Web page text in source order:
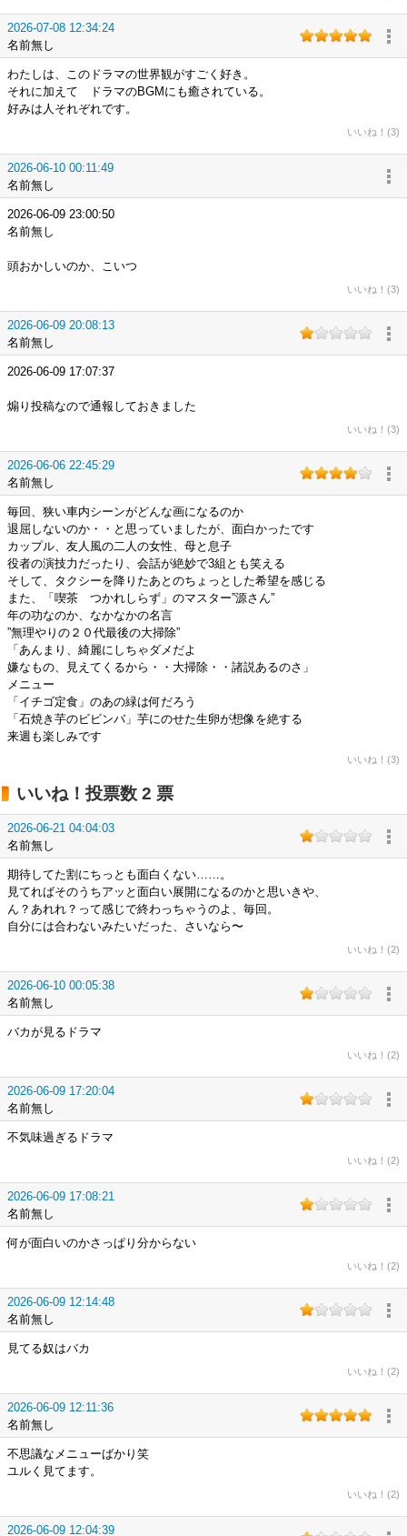
2026-07-08 12:34:24
名前無し
わたしは、このドラマの世界観がすごく好き。
それに加えて ドラマのBGMにも癒されている。
好みは人それぞれです。
いいね！(3)
2026-06-10 00:11:49
名前無し
2026-06-09 23:00:50
名前無し
頭おかしいのか、こいつ
いいね！(3)
2026-06-09 20:08:13
名前無し
2026-06-09 17:07:37
煽り投稿なので通報しておきました
いいね！(3)
2026-06-06 22:45:29
名前無し
毎回、狭い車内シーンがどんな画になるのか
退屈しないのか・・と思っていましたが、面白かったです
カップル、友人風の二人の女性、母と息子
役者の演技力だったり、会話が絶妙で3組とも笑える
そして、タクシーを降りたあとのちょっとした希望を感じる
また、「喫茶 つかれしらず」のマスター”源さん”
年の功なのか、なかなかの名言
”無理やりの２０代最後の大掃除”
「あんまり、綺麗にしちゃダメだよ
嫌なもの、見えてくるから・・大掃除・・諸説あるのさ」
メニュー
「イチゴ定食」のあの緑は何だろう
「石焼き芋のビビンバ」芋にのせた生卵が想像を絶する
来週も楽しみです
いいね！(3)
いいね！投票数 2 票
2026-06-21 04:04:03
名前無し
期待してた割にちっとも面白くない……。
見てればそのうちアッと面白い展開になるのかと思いきや、
ん？あれれ？って感じで終わっちゃうのよ、毎回。
自分には合わないみたいだった、さいなら〜
いいね！(2)
2026-06-10 00:05:38
名前無し
バカが見るドラマ
いいね！(2)
2026-06-09 17:20:04
名前無し
不気味過ぎるドラマ
いいね！(2)
2026-06-09 17:08:21
名前無し
何が面白いのかさっぱり分からない
いいね！(2)
2026-06-09 12:14:48
名前無し
見てる奴はバカ
いいね！(2)
2026-06-09 12:11:36
名前無し
不思議なメニューばかり笑
ユルく見てます。
いいね！(2)
2026-06-09 12:04:39